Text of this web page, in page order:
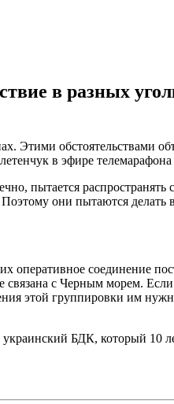
в разных
Этими обстоятельствами
в эфире телемарафона
пытается распространять
они пытаются
соединение
связана с Черным морем.
этой группировки им
украинский БДК, который 10